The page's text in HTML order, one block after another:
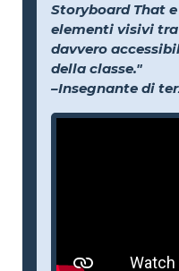
Storyboard That
elementi visivi tra
davvero
della classe."
–Insegnante di